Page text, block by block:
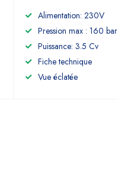
Alimentation: 230V
Pression max : 160 bar
Puissance: 3.5 Cv
Fiche technique
Vue éclatée